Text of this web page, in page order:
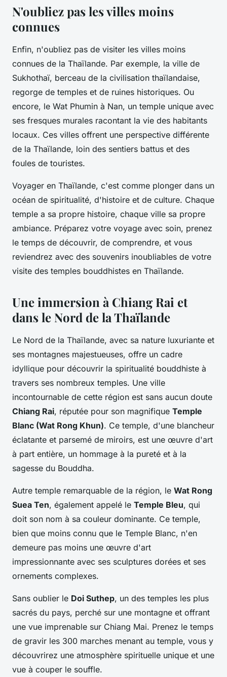
N'oubliez pas les villes moins
connues
Enfin, n'oubliez pas de visiter les villes moins
connues de la Thaïlande. Par exemple, la ville de
Sukhothaï, berceau de la civilisation thaïlandaise,
regorge de temples et de ruines historiques. Ou
encore, le Wat Phumin à Nan, un temple unique avec
ses fresques murales racontant la vie des habitants
locaux. Ces villes offrent une perspective différente
de la Thaïlande, loin des sentiers battus et des
foules de touristes.
Voyager en Thaïlande, c'est comme plonger dans un
océan de spiritualité, d'histoire et de culture. Chaque
temple a sa propre histoire, chaque ville sa propre
ambiance. Préparez votre voyage avec soin, prenez
le temps de découvrir, de comprendre, et vous
reviendrez avec des souvenirs inoubliables de votre
visite des temples bouddhistes en Thaïlande.
Une immersion à Chiang Rai et
dans le Nord de la Thaïlande
Le Nord de la Thaïlande, avec sa nature luxuriante et
ses montagnes majestueuses, offre un cadre
idyllique pour découvrir la spiritualité bouddhiste à
travers ses nombreux temples. Une ville
incontournable de cette région est sans aucun doute
Chiang Rai, réputée pour son magnifique Temple
Blanc (Wat Rong Khun). Ce temple, d'une blancheur
éclatante et parsemé de miroirs, est une œuvre d'art
à part entière, un hommage à la pureté et à la
sagesse du Bouddha.
Autre temple remarquable de la région, le Wat Rong
Suea Ten, également appelé le Temple Bleu, qui
doit son nom à sa couleur dominante. Ce temple,
bien que moins connu que le Temple Blanc, n'en
demeure pas moins une œuvre d'art
impressionnante avec ses sculptures dorées et ses
ornements complexes.
Sans oublier le Doi Suthep, un des temples les plus
sacrés du pays, perché sur une montagne et offrant
une vue imprenable sur Chiang Mai. Prenez le temps
de gravir les 300 marches menant au temple, vous y
découvrirez une atmosphère spirituelle unique et une
vue à couper le souffle.